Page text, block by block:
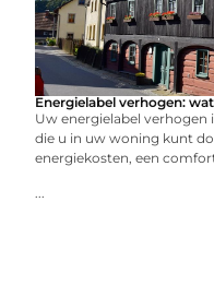
Energielabel verhogen:
Uw energielabel verhogen
die u in uw woning kunt
energiekosten, een
...